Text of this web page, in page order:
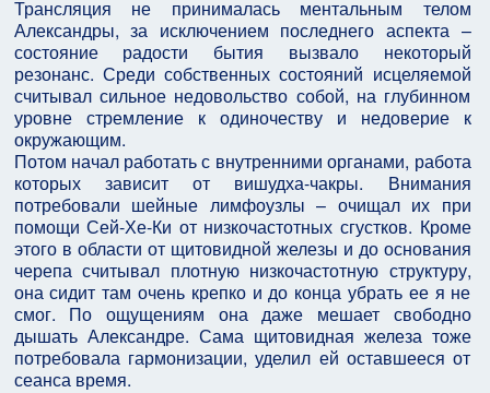
Трансляция не принималась ментальным телом
Александры, за исключением последнего аспекта –
состояние радости бытия вызвало некоторый
резонанс. Среди собственных состояний исцеляемой
считывал сильное недовольство собой, на глубинном
уровне стремление к одиночеству и недоверие к
окружающим.
Потом начал работать с внутренними органами, работа
которых зависит от вишудха-чакры. Внимания
потребовали шейные лимфоузлы – очищал их при
помощи Сей-Хе-Ки от низкочастотных сгустков. Кроме
этого в области от щитовидной железы и до основания
черепа считывал плотную низкочастотную структуру,
она сидит там очень крепко и до конца убрать ее я не
смог. По ощущениям она даже мешает свободно
дышать Александре. Сама щитовидная железа тоже
потребовала гармонизации, уделил ей оставшееся от
сеанса время.